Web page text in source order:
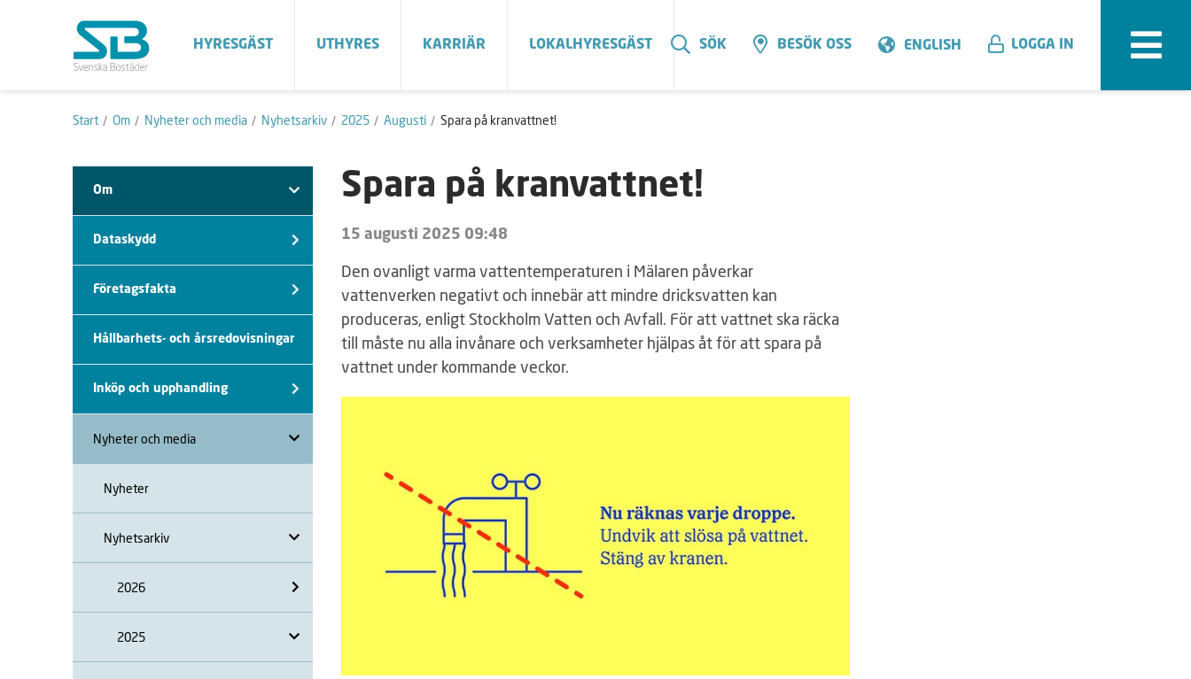
HYRESGÄST UTHYRES KARRIÄR LOKALHYRESGÄST SÖK BESÖK OSS ENGLISH LOGGA IN
Start Om Nyheter och media Nyhetsarkiv 2025 Augusti Spara på kranvattnet!
Om
Dataskydd
Företagsfakta
Hållbarhets- och årsredovisningar
Inköp och upphandling
Nyheter och media
Nyheter
Nyhetsarkiv
2026
2025
Spara på kranvattnet!
15 augusti 2025 09:48
Den ovanligt varma vattentemperaturen i Mälaren påverkar
vattenverken negativt och innebär att mindre dricksvatten kan
produceras, enligt Stockholm Vatten och Avfall. För att vattnet ska räcka
till måste nu alla invånare och verksamheter hjälpas åt för att spara på
vattnet under kommande veckor.